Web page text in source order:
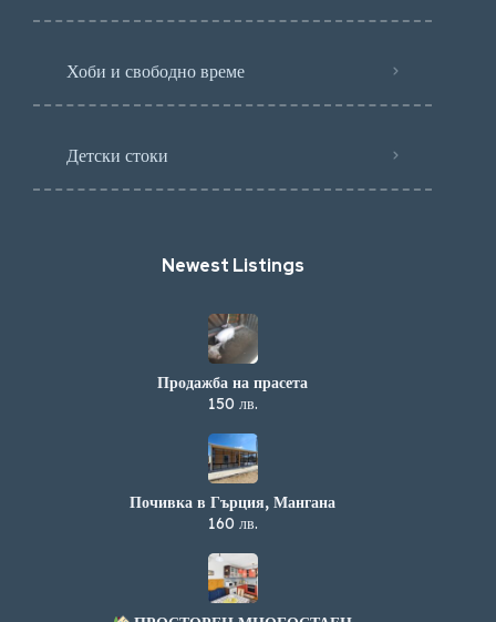
Хоби и свободно време
Детски стоки
Newest Listings​
Продажба на прасета
150 лв.
Почивка в Гърция, Мангана
160 лв.